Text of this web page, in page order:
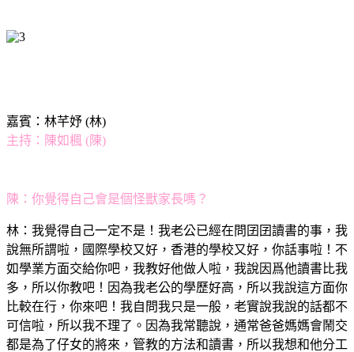
嘉賓：林芊妤 (林)
主持：陳如楓 (陳)
陳：你覺得自己會是個怪獸家長嗎？
林：我覺得自己一定不是！我老公已經在問囝囝讀書的事，我
說無所謂啦，國際學校又好，香港的學校又好，你話事啦！不
如學業方面交給你吧，我教好他做人啦，我說因爲他讀書比我
多，所以你教吧！因為我老公的學歷好高，所以我說這方面你
比較在行，你來吧！我自問我只是一般，老實說我說的話都不
可信啦，所以我不理了。因為我常聽說，通常爸爸媽媽會鬧交
都是為了仔女的將來，管教的方法和讀書，所以我想和他分工